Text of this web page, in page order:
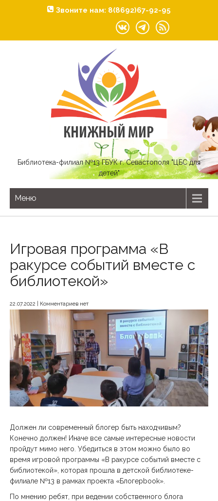
Звоните нам: 8(8692)67-92-95
Библиотека-филиал №13 ГБУК г. Севастополя "ЦБС для
детей"
Меню
Игровая программа «‎В
ракурсе событий вместе с
библиотекой»
22.07.2022 Комментариев нет
Должен ли современный блогер быть находчивым?
Конечно должен! Иначе все самые интересные новости
пройдут мимо него. Убедиться в этом можно было во
время игровой программы «В ракурсе событий вместе с
библиотекой», которая прошла в детской библиотеке-
филиале №13 в рамках проекта «Блогерbook».
По мнению ребят, при ведении собственного блога